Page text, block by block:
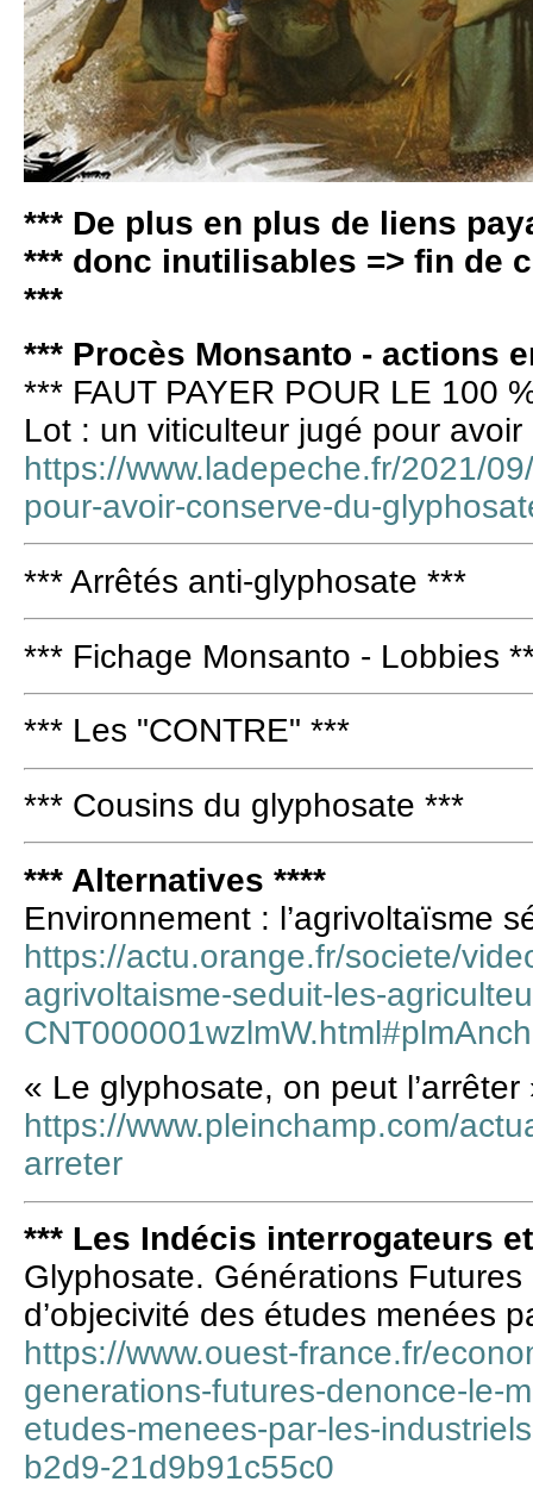
*** De plus en plus de liens
*** donc inutilisables => fin de
***
*** Procès Monsanto - actions
*** FAUT PAYER POUR LE 100
Lot : un viticulteur jugé pour
https://www.ladepeche.fr/2021/
pour-avoir-conserve-du-
*** Arrêtés anti-glyphosate ***
*** Fichage Monsanto - Lobbies
*** Les "CONTRE" ***
*** Cousins du glyphosate ***
*** Alternatives ****
Environnement : l’agrivoltaïsme
https://actu.orange.fr/societe/
agrivoltaisme-seduit-les-
« Le glyphosate, on peut l’arrêter
https://www.pleinchamp.com/
arreter
*** Les Indécis interrogateurs
Glyphosate. Générations
d’objecivité des études menées
https://www.ouest-france.fr/
generations-futures-denonce-le-
etudes-menees-par-les-
b2d9-21d9b91c55c0